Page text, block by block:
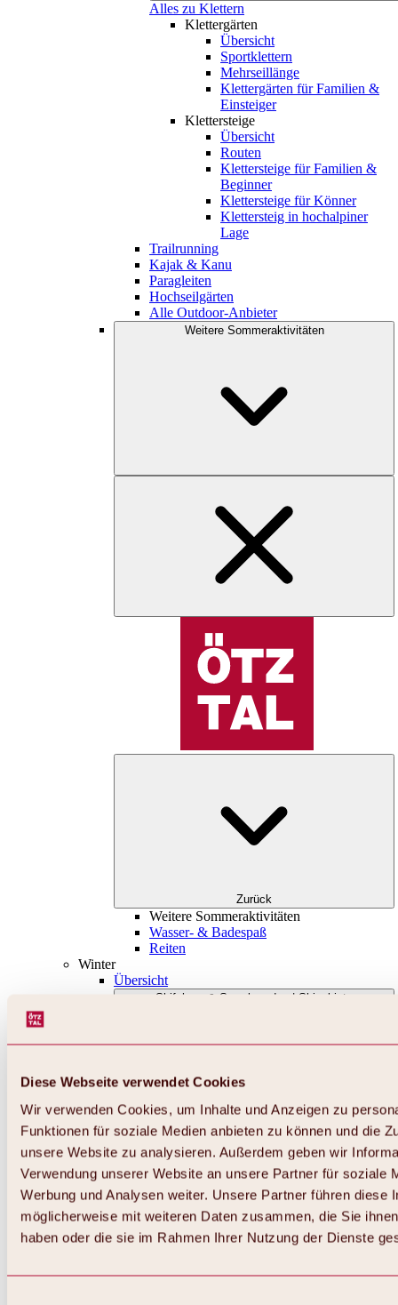
Diese Webseite verwendet Cookies
Wir verwenden Cookies, um Inhalte und Anzeigen zu
Funktionen für soziale Medien anbieten zu können und die
unsere Website zu analysieren. Außerdem geben wir
Verwendung unserer Website an unsere Partner für soziale
Werbung und Analysen weiter. Unsere Partner führen diese
möglicherweise mit weiteren Daten zusammen, die Sie
haben oder die sie im Rahmen Ihrer Nutzung der Dienste
Alles zu Klettern
Klettergärten
Übersicht
Sportklettern
Mehrseillänge
Klettergärten für Familien &
Einsteiger
Klettersteige
Übersicht
Routen
Klettersteige für Familien &
Beginner
Klettersteige für Könner
Klettersteig in hochalpiner
Lage
Trailrunning
Kajak & Kanu
Paragleiten
Hochseilgärten
Alle Outdoor-Anbieter
Weitere Sommeraktivitäten
Zurück
Weitere Sommeraktivitäten
Wasser- & Badespaß
Reiten
Winter
Übersicht
Skifahren & Snowboarden | Skigebiete